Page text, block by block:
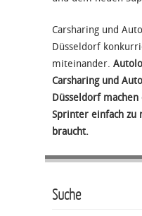
Carsharing und
Düsseldorf
miteinander.
Carsharing und
Düsseldorf
Sprinter einfach zu
braucht.
Suche